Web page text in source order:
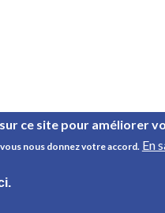
ce site pour améliorer
nous donnez votre accord. En